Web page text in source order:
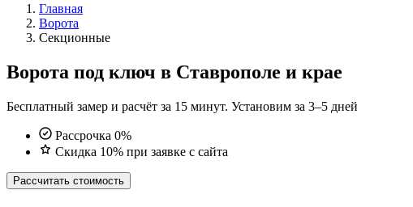
Главная
Ворота
Секционные
Ворота под ключ в Ставрополе и крае
Бесплатный замер и расчёт за 15 минут. Установим за 3–5 дней
Рассрочка 0%
Скидка 10% при заявке с сайта
Рассчитать стоимость